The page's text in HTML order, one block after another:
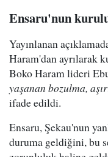
Ensaru'nun
Yayınlanan
Haram'dan ayrılarak
Boko Haram lideri
yaşanan bozulma,
ifade edildi.
Ensaru, Şekau'nun
duruma geldiğini, bu